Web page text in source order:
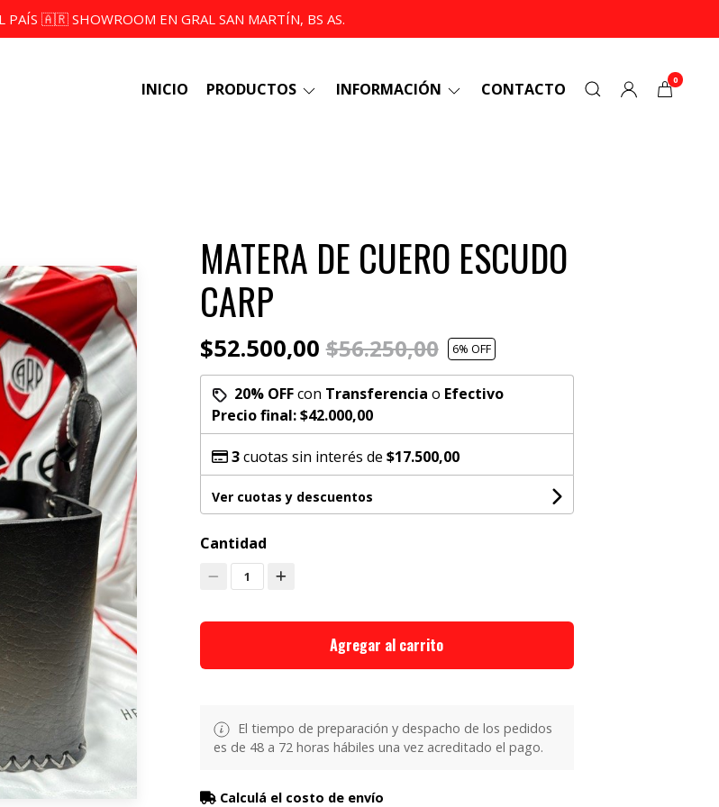
PAÍS 🇦🇷 SHOWROOM EN GRAL SAN MARTÍN, BS AS.
INICIO PRODUCTOS INFORMACIÓN CONTACTO 0
MATERA DE CUERO ESCUDO
CARP
$52.500,00$56.250,00 6% OFF
20% OFFcon Transferencia o Efectivo
Precio final:$42.000,00
3cuotas sin interés de $17.500,00
Ver cuotas y descuentos
Cantidad
1
Agregar al carrito
El tiempo de preparación y despacho de los pedidos
es de 48 a 72 horas hábiles una vez acreditado el pago.
Calculá el costo de envío